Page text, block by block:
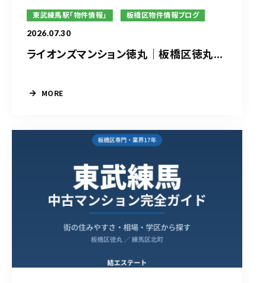
東武練馬駅「物件情報」 板橋区物件情報ブログ
2026.07.30
ライオンズマンション徳丸｜板橋区徳丸...
MORE